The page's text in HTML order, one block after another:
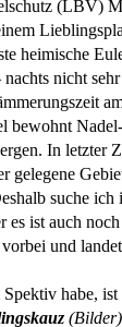
(LBV)
heimische
nachts nicht
bewohnt
In letzter
gelegene
suche
es ist auch
und
habe, ist